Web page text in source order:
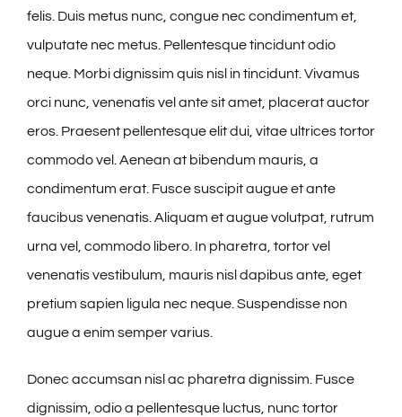
felis. Duis metus nunc, congue nec condimentum et,
vulputate nec metus. Pellentesque tincidunt odio
neque. Morbi dignissim quis nisl in tincidunt. Vivamus
orci nunc, venenatis vel ante sit amet, placerat auctor
eros. Praesent pellentesque elit dui, vitae ultrices tortor
commodo vel. Aenean at bibendum mauris, a
condimentum erat. Fusce suscipit augue et ante
faucibus venenatis. Aliquam et augue volutpat, rutrum
urna vel, commodo libero. In pharetra, tortor vel
venenatis vestibulum, mauris nisl dapibus ante, eget
pretium sapien ligula nec neque. Suspendisse non
augue a enim semper varius.
Donec accumsan nisl ac pharetra dignissim. Fusce
dignissim, odio a pellentesque luctus, nunc tortor